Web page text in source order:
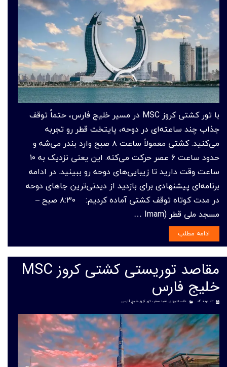
با تور کشتی کروز MSC در مسیر خلیج فارس، حتماً توقف
جذاب چند ساعته‌ای در دوحه، پایتخت قطر رو تجربه
می‌کنید. کشتی معمولاً ساعت ۸ صبح وارد بندر می‌شه و
حدود ساعت ۶ عصر حرکت می‌کنه. این یعنی نزدیک به ۱۰
ساعت وقت دارید تا زیبایی‌های دوحه رو ببینید. در ادامه
برنامه‌ای پیشنهادی برای بازدید از دیدنی‌ترین جاهای دوحه
در مدت کوتاه توقف کشتی آماده کردیم: ۸:۳۰ صبح –
مسجد ملی قطر (Imam …
ادامه مطلب
مقاصد توریستی کشتی کروز MSC
خلیج فارس
۰۲ مرداد ۰۴ دانستنیهای مفید سفر ، تور کروز خلیج فارس